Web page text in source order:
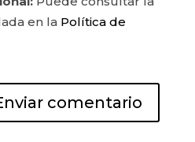
en la Política de